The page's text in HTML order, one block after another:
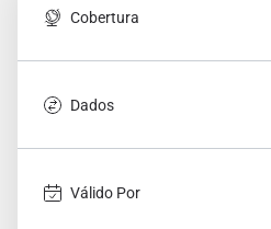
Cobertura
Dados
Válido Por